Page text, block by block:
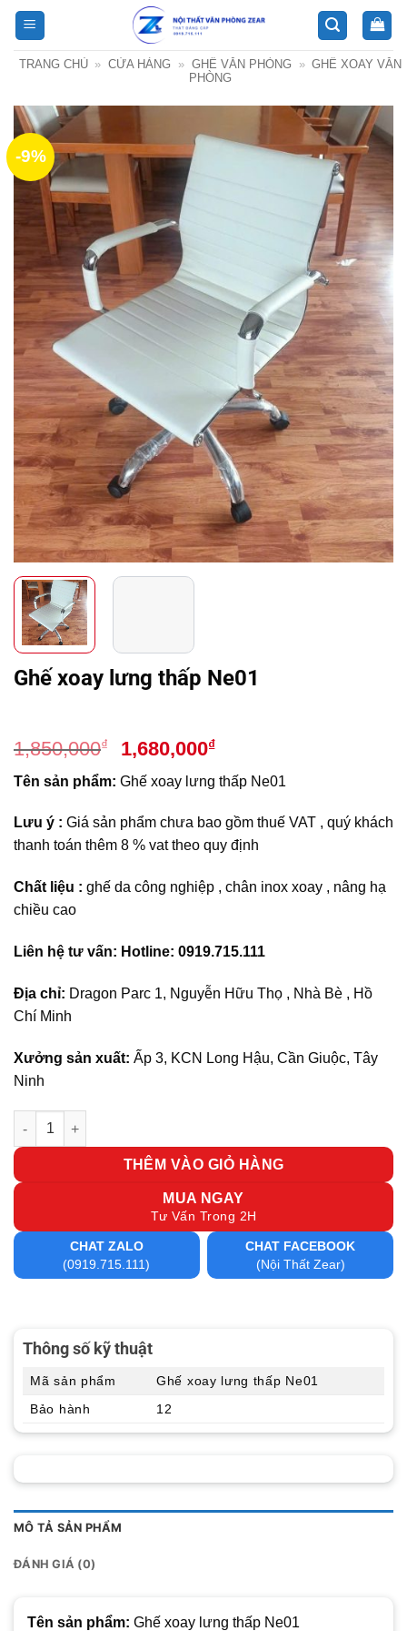
Bỏ
qua
nội
TRANG CHỦ » CỬA HÀNG » GHẾ VĂN PHÒNG » GHẾ XOAY VĂN
PHÒNG
-9%
Ghế xoay lưng thấp Ne01
1,850,000₫
Giá
gốc
là:
1,850,000₫.
1,680,000₫Giá
hiện
tại
là:
1,680,000₫.
Tên sản phẩm: Ghế xoay lưng thấp Ne01
Lưu ý : Giá sản phẩm chưa bao gồm thuế VAT , quý khách
thanh toán thêm 8 % vat theo quy định
Chất liệu : ghế da công nghiệp , chân inox xoay , nâng hạ
chiều cao
Liên hệ tư vấn: Hotline: 0919.715.111
Địa chỉ: Dragon Parc 1, Nguyễn Hữu Thọ , Nhà Bè , Hồ
Chí Minh
Xưởng sản xuất: Ấp 3, KCN Long Hậu, Cần Giuộc, Tây
Ninh
Ghế xoay lưng thấp Ne01 số lượng
THÊM VÀO GIỎ HÀNG
MUA NGAY
Tư Vấn Trong 2H
CHAT ZALO
(0919.715.111)
CHAT FACEBOOK
(Nội Thất Zear)
MÔ TẢ SẢN PHẨM
ĐÁNH GIÁ (0)
Tên sản phẩm: Ghế xoay lưng thấp Ne01
Thông số kỹ thuật
Mã sản phẩm
Ghế xoay lưng thấp Ne01
Bảo hành
12